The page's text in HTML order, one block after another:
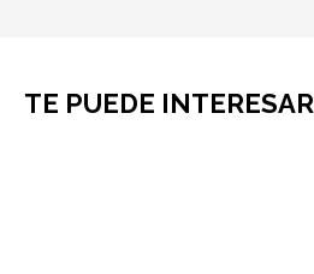
TE PUEDE INTERESAR